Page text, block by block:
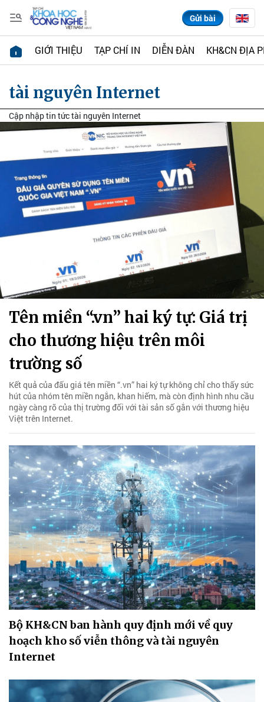
Gửi bài
GIỚI THIỆU TẠP CHÍ IN DIỄN ĐÀN KH&CN ĐỊA
tài nguyên Internet
Cập nhập tin tức tài nguyên Internet
Tên miền “.vn” hai ký tự: Giá trị
cho thương hiệu trên môi
trường số
Kết quả của đấu giá tên miền “.vn” hai ký tự không chỉ cho thấy sức
hút của nhóm tên miền ngắn, khan hiếm, mà còn định hình nhu cầu
ngày càng rõ của thị trường đối với tài sản số gắn với thương hiệu
Việt trên Internet.
Bộ KH&CN ban hành quy định mới về quy
hoạch kho số viễn thông và tài nguyên
Internet